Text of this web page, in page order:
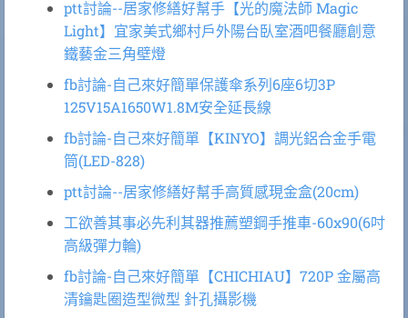
ptt討論--居家修繕好幫手【光的魔法師 Magic
Light】宜家美式鄉村戶外陽台臥室酒吧餐廳創意
鐵藝金三角壁燈
fb討論-自己來好簡單保護傘系列6座6切3P
125V15A1650W1.8M安全延長線
fb討論-自己來好簡單【KINYO】調光鋁合金手電
筒(LED-828)
ptt討論--居家修繕好幫手高質感現金盒(20cm)
工欲善其事必先利其器推薦塑鋼手推車-60x90(6吋
高級彈力輪)
fb討論-自己來好簡單【CHICHIAU】720P 金屬高
清鑰匙圈造型微型 針孔攝影機